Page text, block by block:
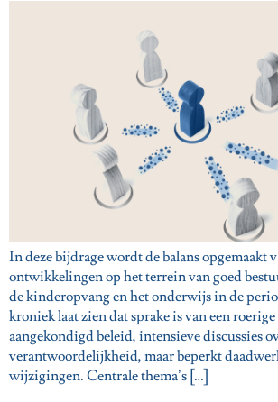
In deze bijdrage wordt de balans opgemaakt
ontwikkelingen op het terrein van goed
de kinderopvang en het onderwijs in de
kroniek laat zien dat sprake is van een roerige
aangekondigd beleid, intensieve discussies
verantwoordelijkheid, maar beperkt
wijzigingen. Centrale thema’s […]